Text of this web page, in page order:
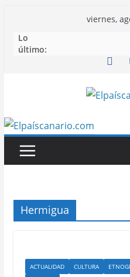
contenido
viernes,
Lo
último:
Hermigua
ACTUALIDAD CULTURA